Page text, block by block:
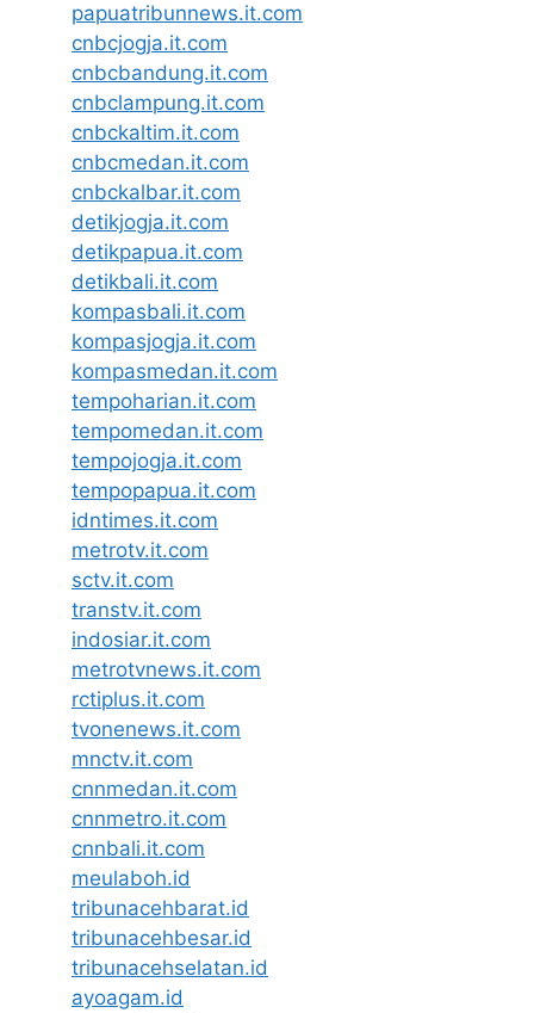
papuatribunnews.it.com
cnbcjogja.it.com
cnbcbandung.it.com
cnbclampung.it.com
cnbckaltim.it.com
cnbcmedan.it.com
cnbckalbar.it.com
detikjogja.it.com
detikpapua.it.com
detikbali.it.com
kompasbali.it.com
kompasjogja.it.com
kompasmedan.it.com
tempoharian.it.com
tempomedan.it.com
tempojogja.it.com
tempopapua.it.com
idntimes.it.com
metrotv.it.com
sctv.it.com
transtv.it.com
indosiar.it.com
metrotvnews.it.com
rctiplus.it.com
tvonenews.it.com
mnctv.it.com
cnnmedan.it.com
cnnmetro.it.com
cnnbali.it.com
meulaboh.id
tribunacehbarat.id
tribunacehbesar.id
tribunacehselatan.id
ayoagam.id